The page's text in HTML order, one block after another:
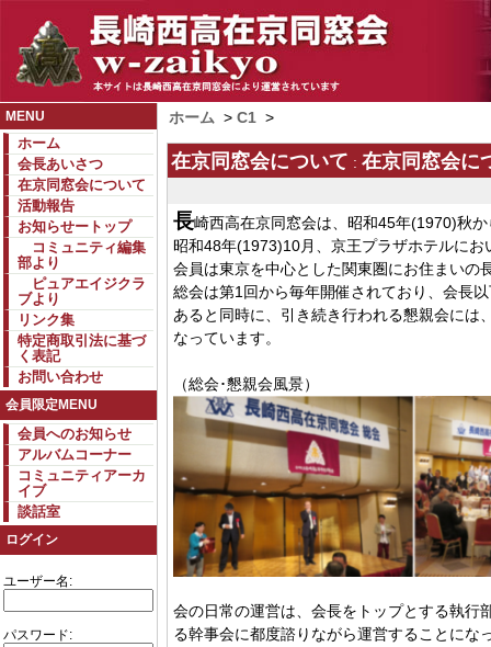
MENU
ホーム
会長あいさつ
在京同窓会について
活動報告
お知らせートップ
コミュニティ編集
部より
ピュアエイジクラ
ブより
リンク集
特定商取引法に基づ
く表記
お問い合わせ
会員限定MENU
会員へのお知らせ
アルバムコーナー
コミュニティアーカ
イブ
談話室
ログイン
ユーザー名:
パスワード:
ホーム > C1 >
在京同窓会について : 在京同窓会に
長崎西高在京同窓会は、昭和45年(1970)秋
昭和48年(1973)10月、京王プラザホテルに
会員は東京を中心とした関東圏にお住まいの
総会は第1回から毎年開催されており、会長
あると同時に、引き続き行われる懇親会に
なっています。
（総会･懇親会風景）
会の日常の運営は、会長をトップとする執行
る幹事会に都度諮りながら運営することにな